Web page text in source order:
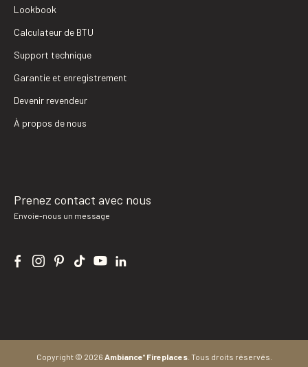
Lookbook
Calculateur de BTU
Support technique
Garantie et enregistrement
Devenir revendeur
À propos de nous
Prenez contact avec nous
Envoie-nous un message
Copyright © 2026 Ambiance®Fireplaces. Tous droits réservés.